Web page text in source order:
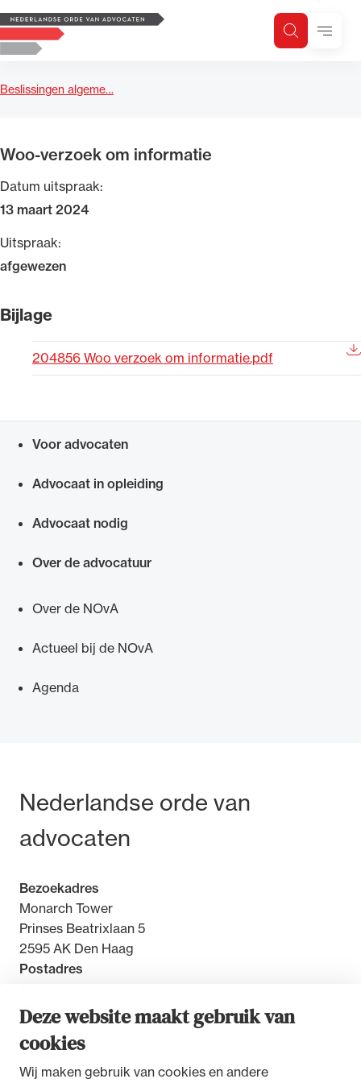
Deze website maakt gebruik van
cookies
Wij maken gebruik van cookies en andere
Logo, to the homepage
ZoekenMenu
Beslissingen algeme…
Woo-verzoek om informatie
Datum uitspraak:
13 maart 2024
Uitspraak:
afgewezen
Bijlage
204856 Woo verzoek om informatie.pdf
Voor advocaten
Advocaat in opleiding
Advocaat nodig
Over de advocatuur
Over de NOvA
Actueel bij de NOvA
Agenda
Bezoek- en postadres
Nederlandse orde van
advocaten
Bezoekadres
Monarch Tower
Prinses Beatrixlaan 5
2595 AK Den Haag
Postadres
2500 GW Den Haag
Zoeken
Zoek op trefwoord
advocatuur (Roda).
beroepsuitoefening: van de advocatenpas tot
geheimhoudernummers.